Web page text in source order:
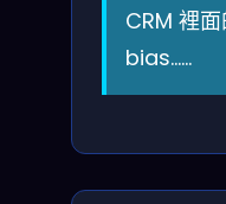
CRM 裡
bias……